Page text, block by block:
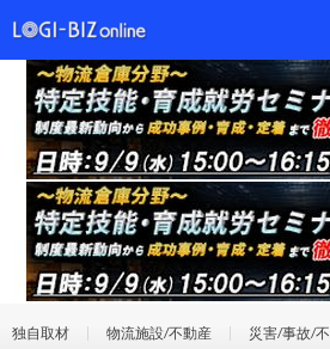
独自取材 物流施設/不動産 災害/事故/